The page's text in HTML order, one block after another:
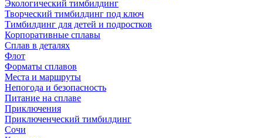
Экологический тимбилдинг
Творческий тимбилдинг под ключ
Тимбилдинг для детей и подростков
Корпоративные сплавы
Сплав в деталях
Флот
Форматы сплавов
Места и маршруты
Непогода и безопасность
Питание на сплаве
Приключения
Приключенческий тимбилдинг
Сочи